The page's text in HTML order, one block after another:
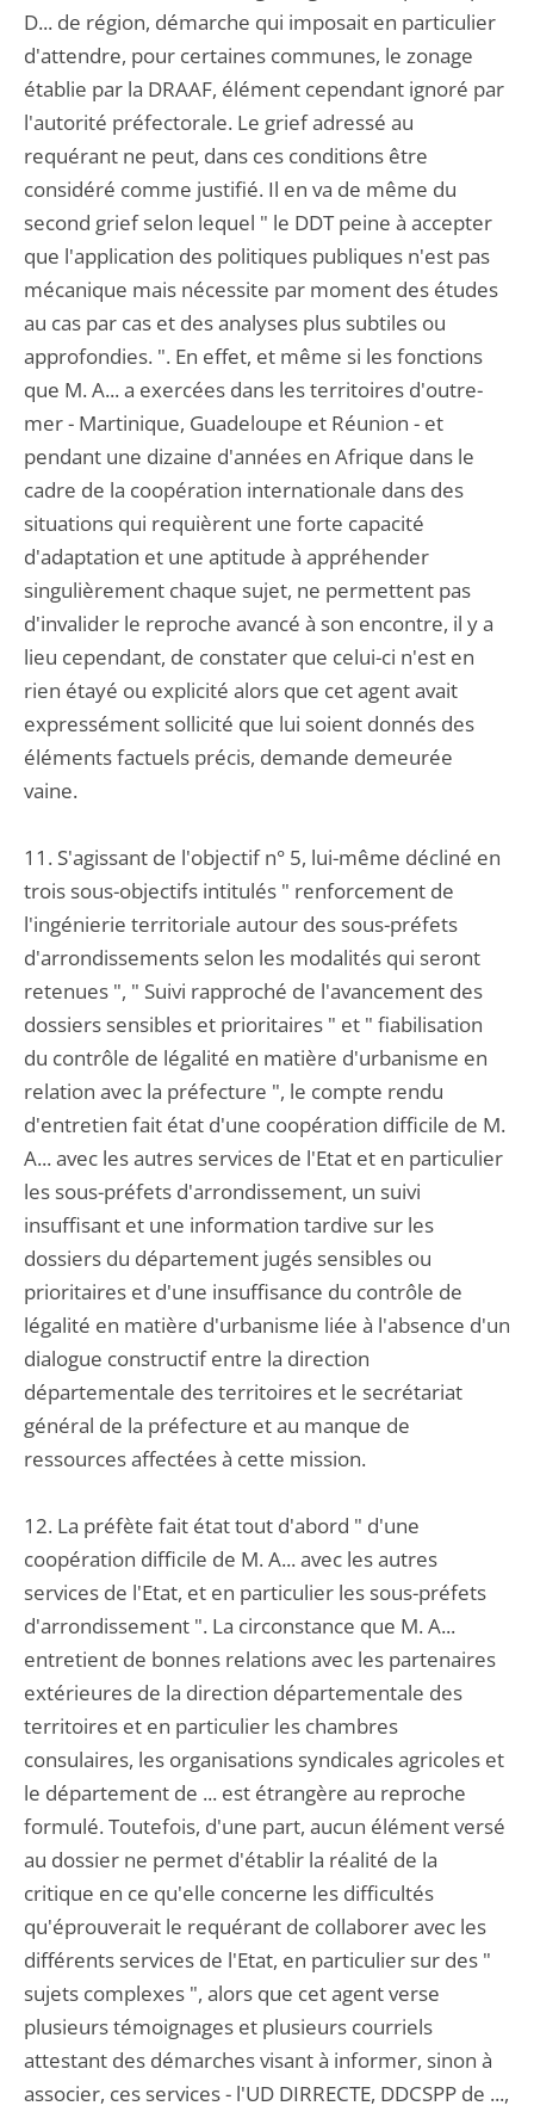
D... de région, démarche qui imposait en particulier
d'attendre, pour certaines communes, le zonage
établie par la DRAAF, élément cependant ignoré par
l'autorité préfectorale. Le grief adressé au
requérant ne peut, dans ces conditions être
considéré comme justifié. Il en va de même du
second grief selon lequel " le DDT peine à accepter
que l'application des politiques publiques n'est pas
mécanique mais nécessite par moment des études
au cas par cas et des analyses plus subtiles ou
approfondies. ". En effet, et même si les fonctions
que M. A... a exercées dans les territoires d'outre-
mer - Martinique, Guadeloupe et Réunion - et
pendant une dizaine d'années en Afrique dans le
cadre de la coopération internationale dans des
situations qui requièrent une forte capacité
d'adaptation et une aptitude à appréhender
singulièrement chaque sujet, ne permettent pas
d'invalider le reproche avancé à son encontre, il y a
lieu cependant, de constater que celui-ci n'est en
rien étayé ou explicité alors que cet agent avait
expressément sollicité que lui soient donnés des
éléments factuels précis, demande demeurée
vaine.
11. S'agissant de l'objectif n° 5, lui-même décliné en
trois sous-objectifs intitulés " renforcement de
l'ingénierie territoriale autour des sous-préfets
d'arrondissements selon les modalités qui seront
retenues ", " Suivi rapproché de l'avancement des
dossiers sensibles et prioritaires " et " fiabilisation
du contrôle de légalité en matière d'urbanisme en
relation avec la préfecture ", le compte rendu
d'entretien fait état d'une coopération difficile de M.
A... avec les autres services de l'Etat et en particulier
les sous-préfets d'arrondissement, un suivi
insuffisant et une information tardive sur les
dossiers du département jugés sensibles ou
prioritaires et d'une insuffisance du contrôle de
légalité en matière d'urbanisme liée à l'absence d'un
dialogue constructif entre la direction
départementale des territoires et le secrétariat
général de la préfecture et au manque de
ressources affectées à cette mission.
12. La préfète fait état tout d'abord " d'une
coopération difficile de M. A... avec les autres
services de l'Etat, et en particulier les sous-préfets
d'arrondissement ". La circonstance que M. A...
entretient de bonnes relations avec les partenaires
extérieures de la direction départementale des
territoires et en particulier les chambres
consulaires, les organisations syndicales agricoles et
le département de ... est étrangère au reproche
formulé. Toutefois, d'une part, aucun élément versé
au dossier ne permet d'établir la réalité de la
critique en ce qu'elle concerne les difficultés
qu'éprouverait le requérant de collaborer avec les
différents services de l'Etat, en particulier sur des "
sujets complexes ", alors que cet agent verse
plusieurs témoignages et plusieurs courriels
attestant des démarches visant à informer, sinon à
associer, ces services - l'UD DIRRECTE, DDCSPP de ...,